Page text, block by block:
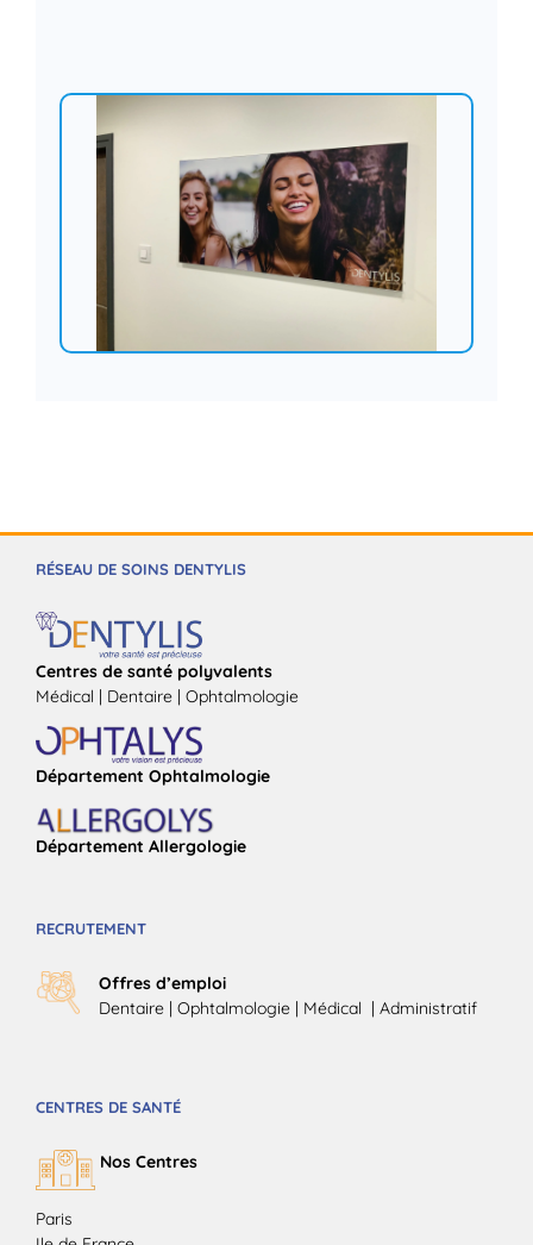
RÉSEAU DE SOINS DENTYLIS
Centres de santé polyvalents
Médical | Dentaire | Ophtalmologie
Département Ophtalmologie
Département Allergologie
RECRUTEMENT
Offres d’emploi
Dentaire | Ophtalmologie | Médical | Administratif
CENTRES DE SANTÉ
Nos Centres
Paris